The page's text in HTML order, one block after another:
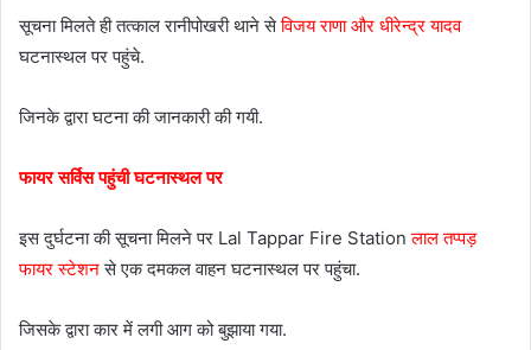
सूचना मिलते ही तत्काल रानीपोखरी थाने सेविजय राणा और धीरेन्द्र यादव
घटनास्थल पर पहुंचे.
जिनके द्वारा घटना की जानकारी की गयी.
फायर सर्विस पहुंची घटनास्थल पर
इस दुर्घटना की सूचना मिलने पर Lal Tappar Fire Station लाल तप्पड़
फायर स्टेशनसे एक दमकल वाहन घटनास्थल पर पहुंचा.
जिसके द्वारा कार में लगी आग को बुझाया गया.